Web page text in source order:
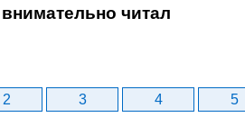
читал
2 3 4 5